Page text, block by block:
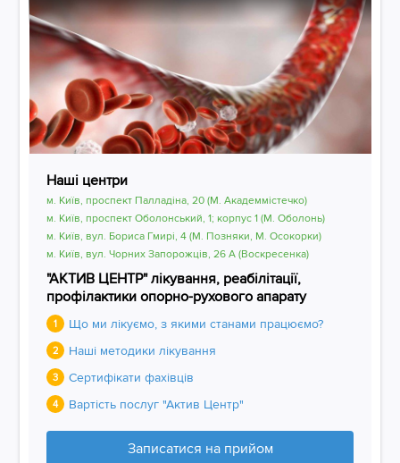
Наші центри
м. Київ, проспект Палладіна, 20 (М. Академмістечко)
м. Київ, проспект Оболонський, 1; корпус 1 (М. Оболонь)
м. Київ, вул. Бориса Гмирі, 4 (М. Позняки, М. Осокорки)
м. Київ, вул. Чорних Запорожців, 26 А (Воскресенка)
"АКТИВ ЦЕНТР" лікування, реабілітації,
профілактики опорно-рухового апарату
1 Що ми лікуємо, з якими станами працюємо?
2 Наші методики лікування
3 Сертифікати фахівців
4 Вартість послуг "Актив Центр"
Записатися на прийом